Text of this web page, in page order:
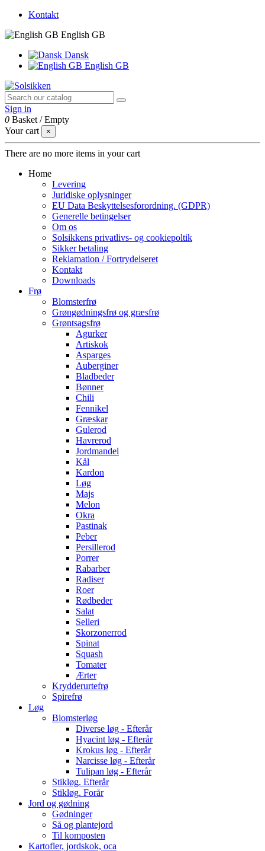
Kontakt
English GB
Dansk
English GB
Sign in
0 Basket /Empty
Your cart
×
There are no more items in your cart
Home
Levering
Juridiske oplysninger
EU Data Beskyttelsesforordning. (GDPR)
Generelle betingelser
Om os
Solsikkens privatlivs- og cookiepoltik
Sikker betaling
Reklamation / Fortrydelseret
Kontakt
Downloads
Frø
Blomsterfrø
Grøngødningsfrø og græsfrø
Grøntsagsfrø
Agurker
Artiskok
Asparges
Auberginer
Bladbeder
Bønner
Chili
Fennikel
Græskar
Gulerod
Havrerod
Jordmandel
Kål
Kardon
Løg
Majs
Melon
Okra
Pastinak
Peber
Persillerod
Porrer
Rabarber
Radiser
Roer
Rødbeder
Salat
Selleri
Skorzonerrod
Spinat
Squash
Tomater
Ærter
Krydderurtefrø
Spirefrø
Løg
Blomsterløg
Diverse løg - Efterår
Hyacint løg - Efterår
Krokus løg - Efterår
Narcisse løg - Efterår
Tulipan løg - Efterår
Stikløg. Efterår
Stikløg. Forår
Jord og gødning
Gødninger
Så og plantejord
Til komposten
Kartofler, jordskok, oca